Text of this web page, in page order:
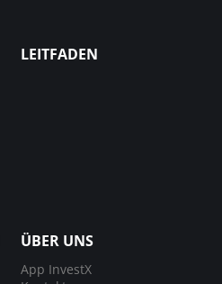
LEITFADEN
ÜBER UNS
App InvestX